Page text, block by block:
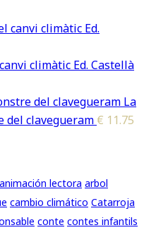
climàtic Ed. Castellà
La
del clavegueram € 11.75
animación lectora arbol
cambio climático Catarroja
conte contes infantils